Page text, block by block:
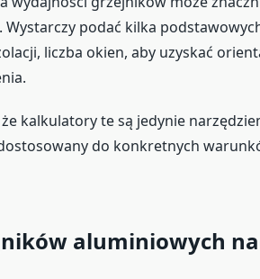
podać kilka
liczba okien, aby uzyskać
kalkulatory te są jedynie
do konkretnych
aluminiowych